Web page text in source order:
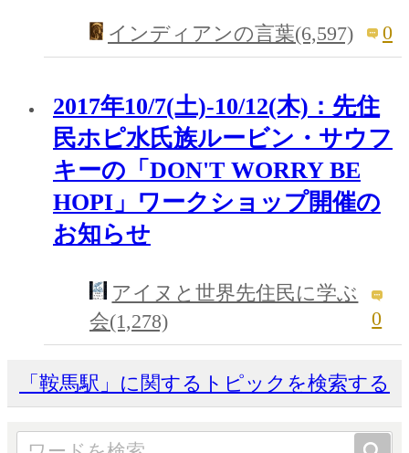
インディアンの言葉(6,597) 0
2017年10/7(土)-10/12(木)：先住
民ホピ水氏族ルービン・サウフ
キーの「DON'T WORRY BE
HOPI」ワークショップ開催の
お知らせ
アイヌと世界先住民に学ぶ
会(1,278)
0
「鞍馬駅」に関するトピックを検索する